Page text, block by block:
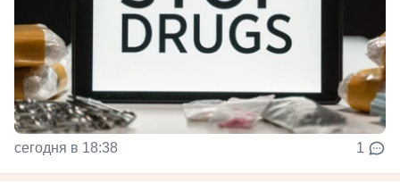
сегодня в 18:38 1